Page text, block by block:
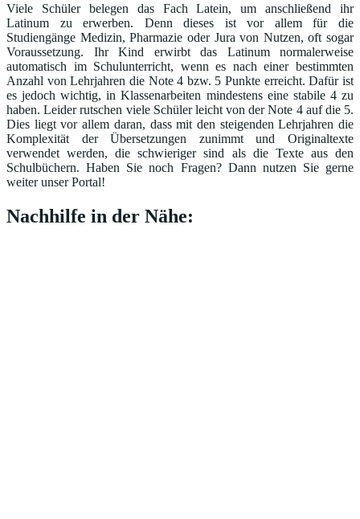
Viele Schüler belegen das Fach Latein, um anschließend ihr
Latinum zu erwerben. Denn dieses ist vor allem für die
Studiengänge Medizin, Pharmazie oder Jura von Nutzen, oft sogar
Voraussetzung. Ihr Kind erwirbt das Latinum normalerweise
automatisch im Schulunterricht, wenn es nach einer bestimmten
Anzahl von Lehrjahren die Note 4 bzw. 5 Punkte erreicht. Dafür ist
es jedoch wichtig, in Klassenarbeiten mindestens eine stabile 4 zu
haben. Leider rutschen viele Schüler leicht von der Note 4 auf die 5.
Dies liegt vor allem daran, dass mit den steigenden Lehrjahren die
Komplexität der Übersetzungen zunimmt und Originaltexte
verwendet werden, die schwieriger sind als die Texte aus den
Schulbüchern. Haben Sie noch Fragen? Dann nutzen Sie gerne
weiter unser Portal!
Nachhilfe in der Nähe: